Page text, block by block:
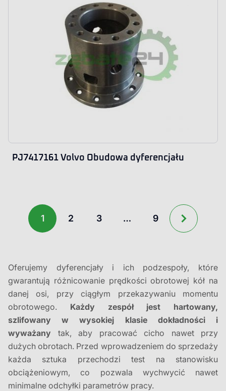
PJ7417161 Volvo Obudowa dyferencjału
1 2 3 … 9
Oferujemy dyferencjały i ich podzespoły, które
gwarantują różnicowanie prędkości obrotowej kół na
danej osi, przy ciągłym przekazywaniu momentu
obrotowego. Każdy zespół jest hartowany,
szlifowany w wysokiej klasie dokładności i
wyważany tak, aby pracować cicho nawet przy
dużych obrotach. Przed wprowadzeniem do sprzedaży
każda sztuka przechodzi test na stanowisku
obciążeniowym, co pozwala wychwycić nawet
minimalne odchyłki parametrów pracy.